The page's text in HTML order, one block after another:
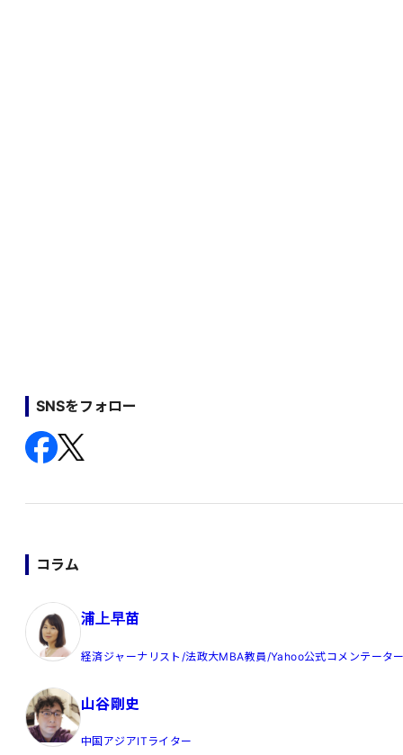
SNSをフォロー
コラム
浦上早苗
経済ジャーナリスト/法政大MBA教員/Yahoo公式コメンテータ
山谷剛史
中国アジアITライター